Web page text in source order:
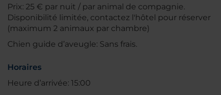
Prix: 25 € par nuit / par animal de compagnie.
Disponibilité limitée, contactez l'hôtel pour réserver
(maximum 2 animaux par chambre)
Chien guide d’aveugle: Sans frais.
Horaires
Heure d’arrivée: 15:00